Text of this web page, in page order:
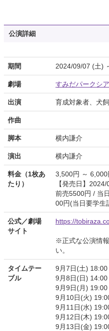
公演詳細
期間 2024/09/07 (土)
劇場 すみだパークシ
出演 育成対象者、犬
作曲
脚本 横内謙介
演出 横内謙介
料金（1枚あ
たり）
3,500円 ～ 6,000
【発売日】
前売5500円 / 当
00円(当日要学生
公式／劇場
サイト
https://
※正式な公演情
い。
タイムテー
ブル
9月7日(土) 18:00
9月8日(日) 14:00
9月9日(月) 19:00
9月10日(火)
9月11日(水)
9月12日(木)
9月13日(金)